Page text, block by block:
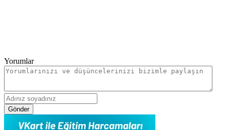
Yorumlar
Gönder